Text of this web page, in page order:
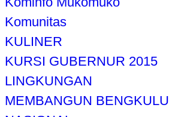
Komunitas
KULINER
KURSI GUBERNUR 2015
LINGKUNGAN
MEMBANGUN BENGKULU